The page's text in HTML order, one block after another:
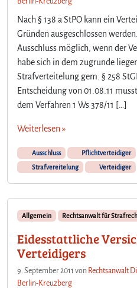
Nach § 138 a StPO kann ein
Gründen ausgeschlossen
Ausschluss möglich, wenn der
habe sich in dem zugrunde
Strafverteitelung gem. § 258
Entscheidung von 01.08.11
dem Verfahren 1 Ws 378/11 […]
Weiterlesen »
Ausschluss Pflichtverteidiger
Strafvereitelung
Verteidiger
Allgemein Rechtsanwalt für
Eidesstattliche
Verteidigers
9. September 2011 von Rechtsanwalt
Berlin-Kreuzberg